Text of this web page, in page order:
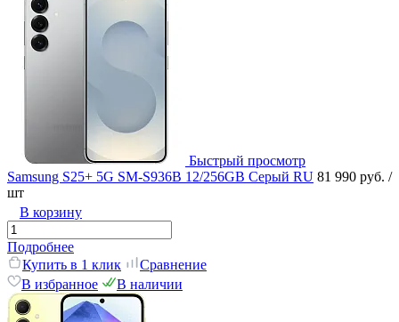
Быстрый просмотр
Samsung S25+ 5G SM-S936B 12/256GB Серый RU 81 990 руб. /
шт
В корзину
Подробнее
Купить в 1 клик
Сравнение
В избранное
В наличии